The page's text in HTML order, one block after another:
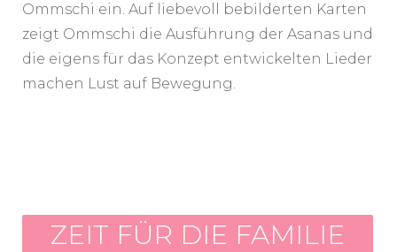
Ommschi ein. Auf liebevoll bebilderten Karten
zeigt Ommschi die Ausführung der Asanas und
die eigens für das Konzept entwickelten Lieder
machen Lust auf Bewegung.
ZEIT FÜR DIE FAMILIE